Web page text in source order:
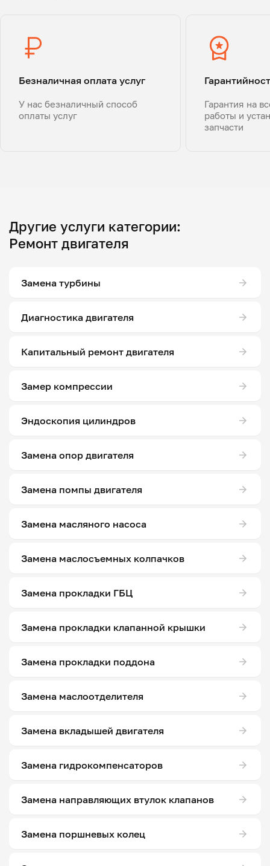
Безналичная оплата услуг
У нас безналичный способ
оплаты услуг
Гарантия на
работы и
запчасти
Другие услуги категории:
Ремонт двигателя
Замена турбины
Диагностика двигателя
Капитальный ремонт двигателя
Замер компрессии
Эндоскопия цилиндров
Замена опор двигателя
Замена помпы двигателя
Замена масляного насоса
Замена маслосъемных колпачков
Замена прокладки ГБЦ
Замена прокладки клапанной крышки
Замена прокладки поддона
Замена маслоотделителя
Замена вкладышей двигателя
Замена гидрокомпенсаторов
Замена направляющих втулок клапанов
Замена поршневых колец